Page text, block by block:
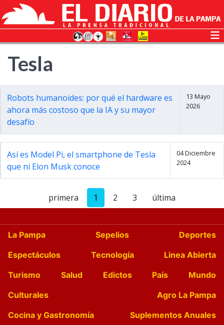
Tesla
Robots humanoides: por qué el hardware es
ahora más costoso que la IA y su mayor
desafío
13 Mayo
2026
Así es Model Pi, el smartphone de Tesla
que ni Elon Musk conoce
04 Diciembre
2024
primera 1 2 3 última
La Pampa Sepelios
Deportes
Espectáculos
Tecnología
Linea Abierta
Turismo
Salud Edictos País
Mundo
Culturales
Agro La Pampa
Cocina y Gastronomía
Suplementos Anuales